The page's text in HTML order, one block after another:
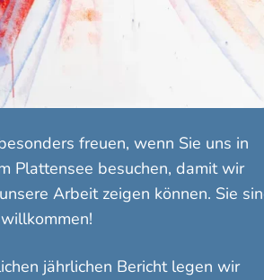
freuen, wenn Sie uns in
Plattensee besuchen, damit wir
Arbeit zeigen können. Sie
jährlichen Bericht legen wir